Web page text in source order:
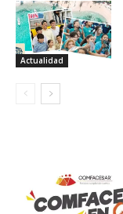
Actualidad